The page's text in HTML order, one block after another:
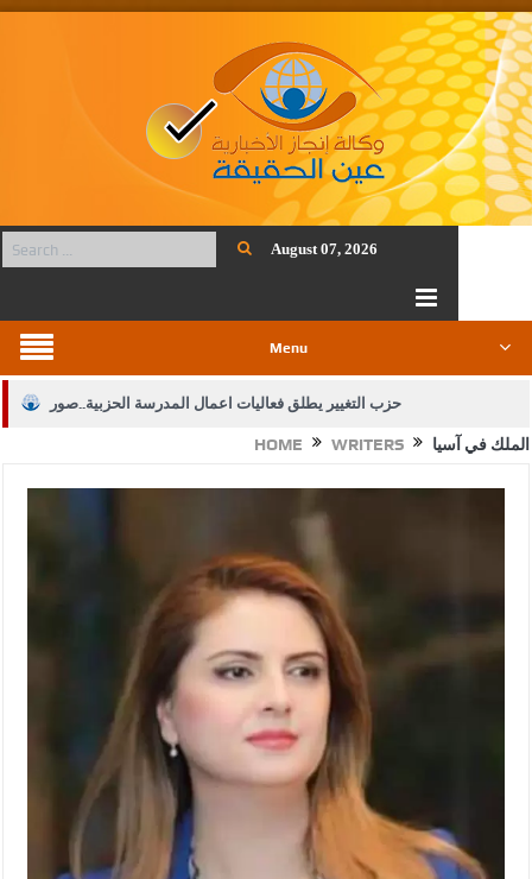
August 07, 2026
Menu
حزب التغيير يطلق فعاليات اعمال المدرسة الحزبية..صور
الجيش يفتح باب التجنيد لحملة البكالوريوس في الحقوق والقانون
بيان اجتماع عمّان:دعم الوصاية الهاشمية التاريخية على المقدسات
النواب يقر مشروع تعديل قانون الملكية العقارية
القاضي يلتقي رؤساء تحرير الصحف اليومية ويؤكد حرص مجلس النواب
على شراكة فاعلة مع الإعلام
دعوة المكلفين بخدمة العلم (الدفعة الثالثة) إلى مراجعة منصة خدمة
الملك يلتقي مجموعة من رفاق السلاح
HOME WRITERS الملك في آسيا